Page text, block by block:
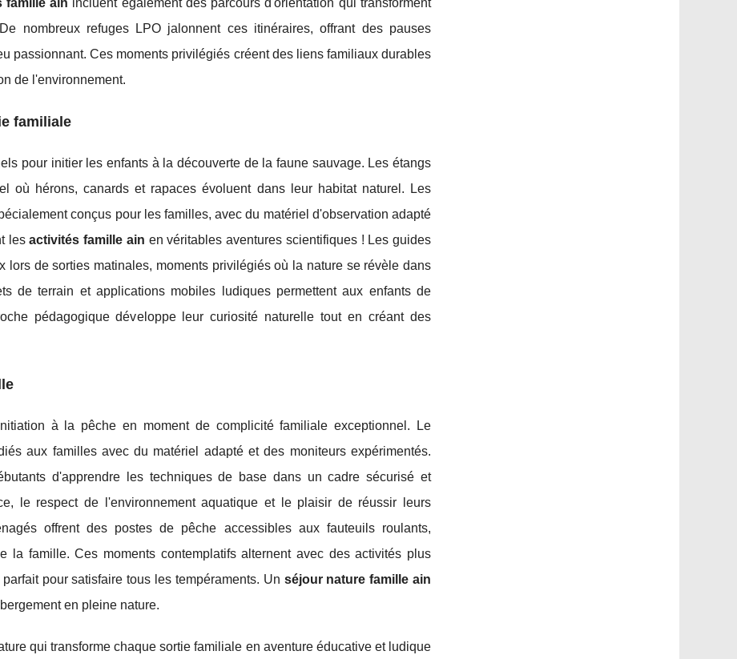
famille ain incluent également des parcours d'orientation qui transforment
nombreux refuges LPO jalonnent ces itinéraires, offrant des pauses
passionnant. Ces moments privilégiés créent des liens familiaux durables
de l'environnement.
familiale
pour initier les enfants à la découverte de la faune sauvage. Les étangs
où hérons, canards et rapaces évoluent dans leur habitat naturel. Les
conçus pour les familles, avec du matériel d'observation adapté
lesactivités famille ain en véritables aventures scientifiques ! Les guides
lors de sorties matinales, moments privilégiés où la nature se révèle dans
de terrain et applications mobiles ludiques permettent aux enfants de
pédagogique développe leur curiosité naturelle tout en créant des
à la pêche en moment de complicité familiale exceptionnel. Le
aux familles avec du matériel adapté et des moniteurs expérimentés.
d'apprendre les techniques de base dans un cadre sécurisé et
le respect de l'environnement aquatique et le plaisir de réussir leurs
offrent des postes de pêche accessibles aux fauteuils roulants,
la famille. Ces moments contemplatifs alternent avec des activités plus
pour satisfaire tous les tempéraments. Un séjour nature famille ain
en pleine nature.
qui transforme chaque sortie familiale en aventure éducative et ludique